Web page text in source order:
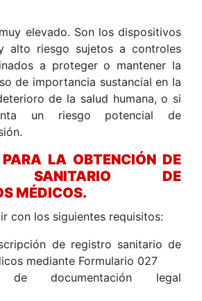
elevado. Son los dispositivos
alto riesgo sujetos a controles
a proteger o mantener la
de importancia sustancial en la
de la salud humana, o si
un riesgo potencial de
PARA LA OBTENCIÓN DE
SANITARIO DE
MÉDICOS.
con los siguientes requisitos:
de registro sanitario de
mediante Formulario 027
de documentación legal